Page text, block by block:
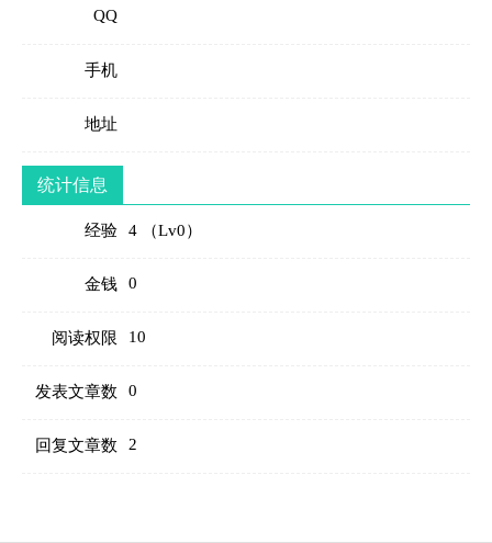
QQ
手机
地址
统计信息
经验 4 （Lv0）
金钱 0
阅读权限 10
发表文章数 0
回复文章数 2